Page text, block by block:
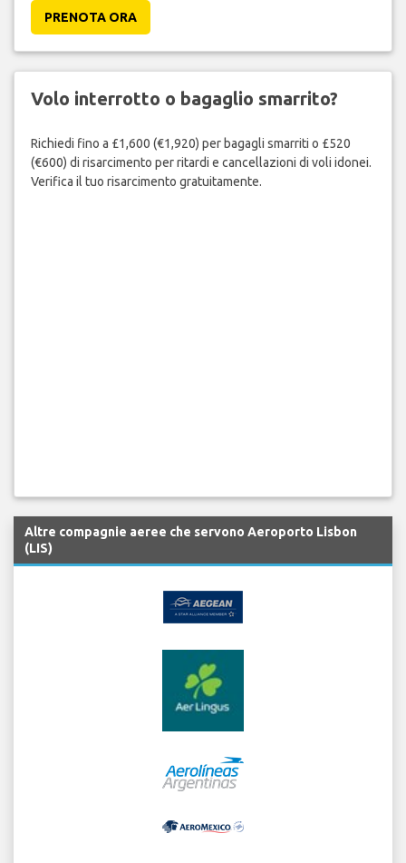
PRENOTA ORA
Volo interrotto o bagaglio smarrito?
Richiedi fino a £1,600 (€1,920) per bagagli smarriti o £520
(€600) di risarcimento per ritardi e cancellazioni di voli idonei.
Verifica il tuo risarcimento gratuitamente.
Altre compagnie aeree che servono Aeroporto Lisbon
(LIS)